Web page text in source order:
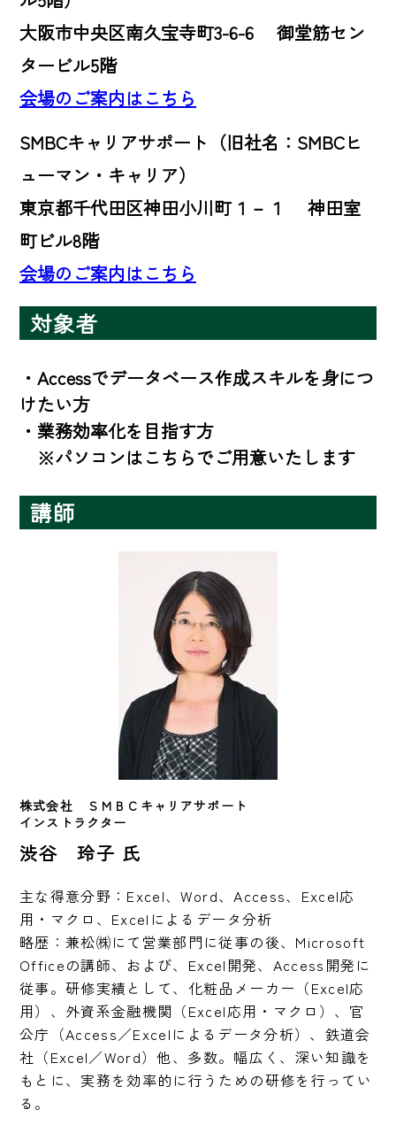
大阪市中央区南久宝寺町3-6-6 御堂筋セン
タービル5階
会場のご案内はこちら
SMBCキャリアサポート（旧社名：SMBCヒ
ューマン・キャリア）
東京都千代田区神田小川町１－１ 神田室
町ビル8階
会場のご案内はこちら
対象者
・Accessでデータベース作成スキルを身につ
けたい方
・業務効率化を目指す方
※パソコンはこちらでご用意いたします
講師
株式会社　ＳＭＢＣキャリアサポート
インストラクター
渋谷 玲子 氏
主な得意分野：Excel、Word、Access、Excel応
用・マクロ、Excelによるデータ分析
略歴：兼松㈱にて営業部門に従事の後、Microsoft
Officeの講師、および、Excel開発、Access開発に
従事。研修実績として、化粧品メーカー（Excel応
用）、外資系金融機関（Excel応用・マクロ）、官
公庁（Access／Excelによるデータ分析）、鉄道会
社（Excel／Word）他、多数。幅広く、深い知識を
もとに、実務を効率的に行うための研修を行ってい
る。